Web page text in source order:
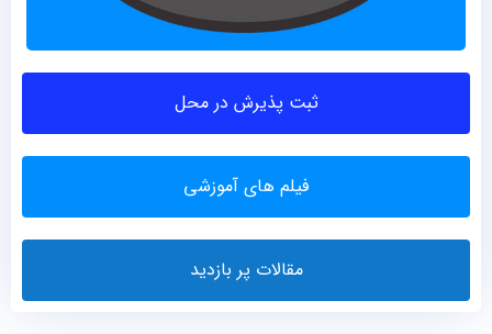
ثبت پذیرش در محل
فیلم های آموزشی
مقالات پر بازدید